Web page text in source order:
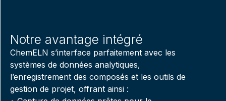
Notre avantage intégré
ChemELN s’interface parfaitement avec les
systèmes de données analytiques,
l’enregistrement des composés et les outils de
gestion de projet, offrant ainsi :